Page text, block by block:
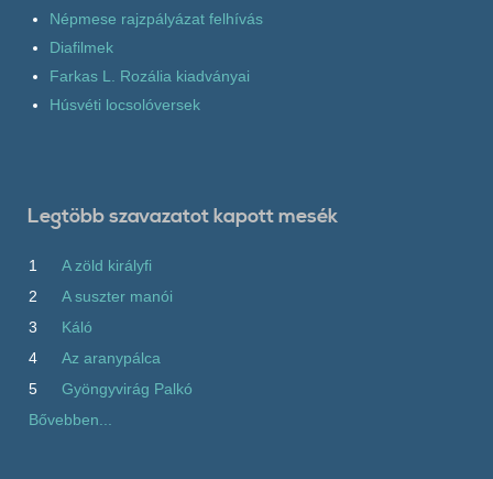
Népmese rajzpályázat felhívás
Diafilmek
Farkas L. Rozália kiadványai
Húsvéti locsolóversek
Legtöbb szavazatot kapott mesék
1
A zöld királyfi
2
A suszter manói
3
Káló
4
Az aranypálca
5
Gyöngyvirág Palkó
Bővebben...